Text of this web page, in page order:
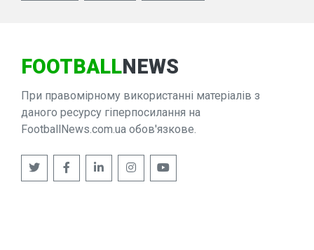
FOOTBALLNEWS
При правомірному використанні матеріалів з
даного ресурсу гіперпосилання на
FootballNews.com.ua обов'язкове.